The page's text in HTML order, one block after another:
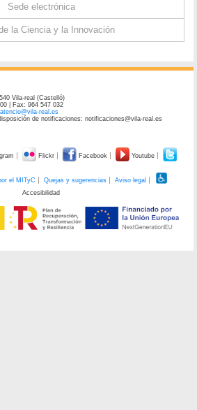
Sede electrónica
la Ciencia y la Innovación
Vila-real (Castelló)
| Fax: 964 547 032
atencio@vila-real.es
de notificaciones: notificaciones@vila-real.es
Flickr Facebook Youtube
el MITyC Quejas y sugerencias
Aviso legal
Accesibilidad